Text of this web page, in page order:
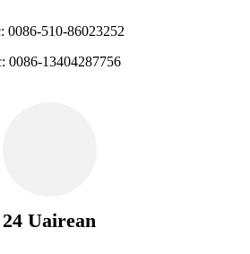
0086-510-86023252
0086-13404287756
24 Uairean